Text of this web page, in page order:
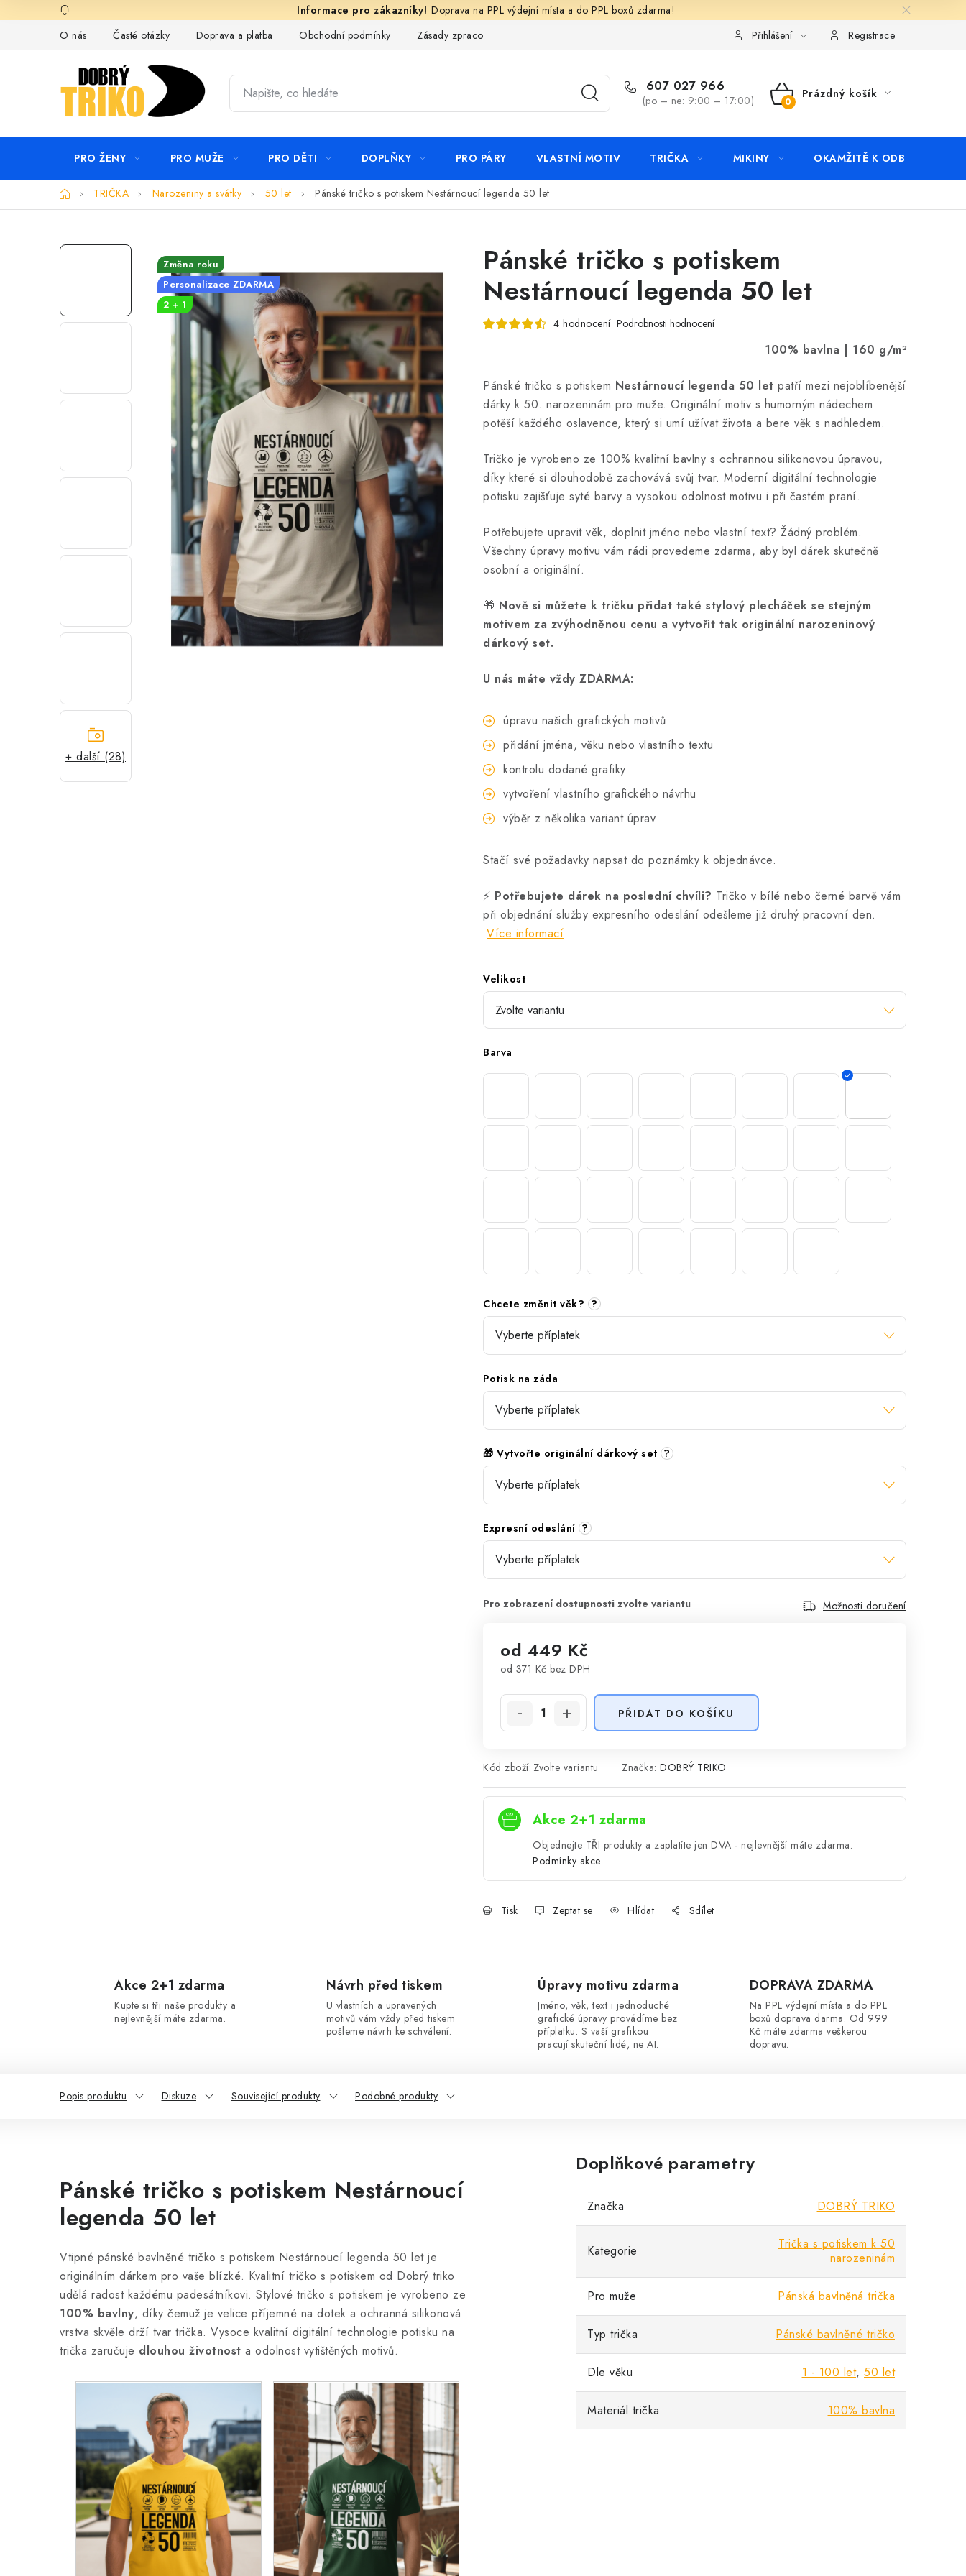
na
Doprava na PPL výdejní místa a do PPL boxů zdarma!
O nás
Časté otázky Doprava a platba Obchodní podmínky Zásady zpracování ochrany osobních údajů KontaktyPřihlášení Registrace
607 027 966
(po – ne: 9:00 – 17:00)
NÁKUPNÍ
Prázdný košík
PRO ŽENY PRO MUŽE PRO DĚTI DOPLŇKY PRO PÁRY VLASTNÍ MOTIV TRIČKA MIKINY OKAMŽITĚ K ODBĚRU
DomůTRIČKA Narozeniny a svátky 50 let Pánské tričko s potiskem Nestárnoucí legenda 50 let
+ další (28)
Pánské tričko s potiskem
Nestárnoucí legenda 50 let
4 hodnocení Podrobnosti hodnocení
100% bavlna | 160 g/m²
Pánské tričko s potiskem Nestárnoucí legenda 50 let patří mezi nejoblíbenější
dárky k 50. narozeninám pro muže. Originální motiv s humorným nádechem
potěší každého oslavence, který si umí užívat života a bere věk s nadhledem.
Tričko je vyrobeno ze 100% kvalitní bavlny s ochrannou silikonovou úpravou,
díky které si dlouhodobě zachovává svůj tvar. Moderní digitální technologie
potisku zajišťuje syté barvy a vysokou odolnost motivu i při častém praní.
Potřebujete upravit věk, doplnit jméno nebo vlastní text? Žádný problém.
Všechny úpravy motivu vám rádi provedeme zdarma, aby byl dárek skutečně
osobní a originální.
🎁 Nově si můžete k tričku přidat také stylový plecháček se stejným
motivem za zvýhodněnou cenu a vytvořit tak originální narozeninový
dárkový set.
U nás máte vždy ZDARMA:
úpravu našich grafických motivů
přidání jména, věku nebo vlastního textu
kontrolu dodané grafiky
vytvoření vlastního grafického návrhu
výběr z několika variant úprav
Stačí své požadavky napsat do poznámky k objednávce.
⚡ Potřebujete dárek na poslední chvíli? Tričko v bílé nebo černé barvě vám
při objednání služby expresního odeslání odešleme již druhý pracovní den.
Více informací
Velikost
Barva
Chcete změnit věk? ?
Potisk na záda
🎁 Vytvořte originální dárkový set ?
Expresní odeslání ?
Možnosti doručení
od 449 Kč
od 371 Kč bez DPH
PŘIDAT DO KOŠÍKU
Kód zboží: Zvolte variantu Značka: DOBRÝ TRIKO
Akce 2+1 zdarma
Objednejte TŘI produkty a zaplatíte jen DVA - nejlevnější máte zdarma.
Podmínky akce
Tisk Zeptat se Hlídat Sdílet
Změna roku
Personalizace ZDARMA
2 + 1
Akce 2+1 zdarma
Kupte si tři naše produkty a
nejlevnější máte zdarma.
Návrh před tiskem
U vlastních a upravených
motivů vám vždy před tiskem
pošleme návrh ke schválení.
Úpravy motivu zdarma
Jméno, věk, text i jednoduché
grafické úpravy provádíme bez
příplatku. S vaší grafikou
pracují skuteční lidé, ne AI.
DOPRAVA ZDARMA
Na PPL výdejní místa a do PPL
boxů doprava darma. Od 999
Kč máte zdarma veškerou
dopravu.
Popis produktu Diskuze Související produkty Podobné produkty
Pánské tričko s potiskem Nestárnoucí
legenda 50 let
Vtipné pánské bavlněné tričko s potiskem Nestárnoucí legenda 50 let je
originálním dárkem pro vaše blízké. Kvalitní tričko s potiskem od Dobrý triko
udělá radost každému padesátníkovi. Stylové tričko s potiskem je vyrobeno ze
100% bavlny, díky čemuž je velice příjemné na dotek a ochranná silikonová
vrstva skvěle drží tvar trička. Vysoce kvalitní digitální technologie potisku na
trička zaručuje dlouhou životnost a odolnost vytištěných motivů.
Doplňkové parametry
Značka DOBRÝ TRIKO
Kategorie
Trička s potiskem k 50
narozeninám
Pro muže Pánská bavlněná trička
Typ trička Pánské bavlněné tričko
Dle věku 1 - 100 let, 50 let
Materiál trička 100% bavlna